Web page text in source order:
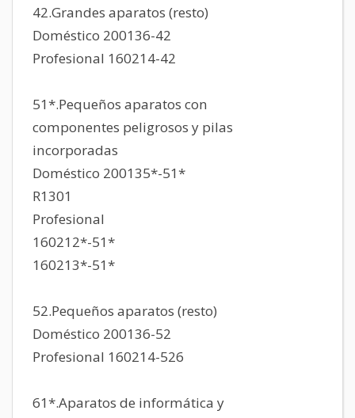
42.Grandes aparatos (resto)
Doméstico 200136-42
Profesional 160214-42
51*.Pequeños aparatos con
componentes peligrosos y pilas
incorporadas
Doméstico 200135*-51*
R1301
Profesional
160212*-51*
160213*-51*
52.Pequeños aparatos (resto)
Doméstico 200136-52
Profesional 160214-526
61*.Aparatos de informática y